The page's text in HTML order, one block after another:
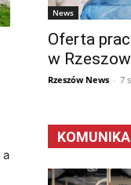
a
News
Oferta
w
Rzeszów News - 7